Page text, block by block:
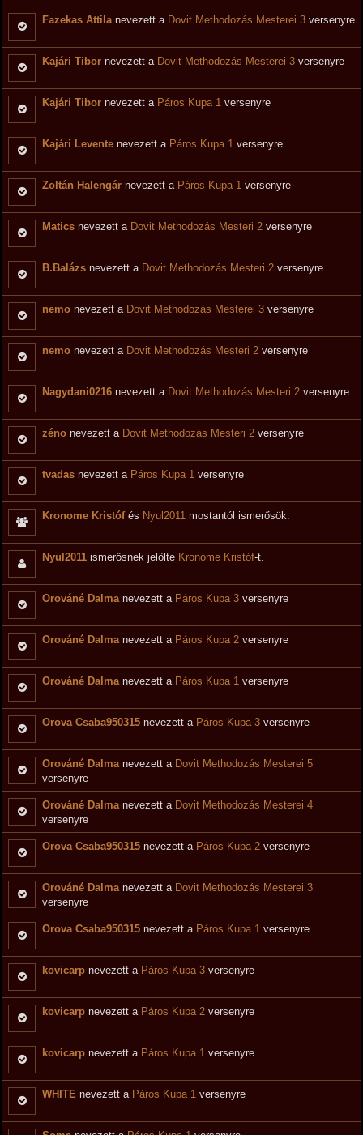
Fazekas Attilanevezett a Dovit Methodozás Mesterei 3 versenyre
Kajári Tibor nevezett a Dovit Methodozás Mesterei 3 versenyre
Kajári Tibor nevezett a Páros Kupa 1 versenyre
Kajári Levente nevezett a Páros Kupa 1 versenyre
Zoltán Halengár nevezett a Páros Kupa 1 versenyre
Matics nevezett a Dovit Methodozás Mesteri 2 versenyre
B.Balázs nevezett a Dovit Methodozás Mesteri 2 versenyre
nemo nevezett a Dovit Methodozás Mesterei 3 versenyre
nemo nevezett a Dovit Methodozás Mesteri 2 versenyre
Nagydani0216 nevezett a Dovit Methodozás Mesteri 2 versenyre
zéno nevezett a Dovit Methodozás Mesteri 2 versenyre
tvadas nevezett a Páros Kupa 1 versenyre
Kronome Kristófés Nyul2011 mostantól ismerősök.
Nyul2011 ismerősnek jelölte Kronome Kristóf-t.
Orováné Dalma nevezett a Páros Kupa 3 versenyre
Orováné Dalma nevezett a Páros Kupa 2 versenyre
Orováné Dalma nevezett a Páros Kupa 1 versenyre
Orova Csaba950315 nevezett a Páros Kupa 3 versenyre
Orováné Dalma nevezett a Dovit Methodozás Mesterei 5
versenyre
Orováné Dalma nevezett a Dovit Methodozás Mesterei 4
versenyre
Orova Csaba950315 nevezett a Páros Kupa 2 versenyre
Orováné Dalma nevezett a Dovit Methodozás Mesterei 3
versenyre
Orova Csaba950315 nevezett a Páros Kupa 1 versenyre
kovicarp nevezett a Páros Kupa 3 versenyre
kovicarp nevezett a Páros Kupa 2 versenyre
kovicarp nevezett a Páros Kupa 1 versenyre
WHITE nevezett a Páros Kupa 1 versenyre